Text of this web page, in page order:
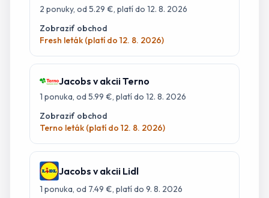
2 ponuky, od 5.29 €, platí do 12. 8. 2026
Zobraziť obchod
Fresh leták (platí do 12. 8. 2026)
Jacobs v akciiTerno
1 ponuka, od 5.99 €, platí do 12. 8. 2026
Zobraziť obchod
Terno leták (platí do 12. 8. 2026)
Jacobs v akcii Lidl
1 ponuka, od 7.49 €, platí do 9. 8. 2026